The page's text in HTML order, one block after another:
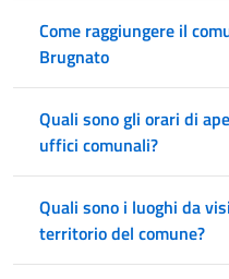
Come raggiungere il
Brugnato
Quali sono gli orari di
uffici comunali?
Quali sono i luoghi da
territorio del comune?